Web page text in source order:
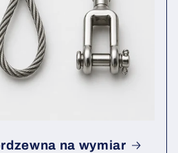
na wymiar